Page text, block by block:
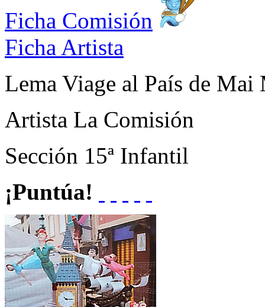
Ficha Comisión
Ficha Artista
Lema Viage al País de Mai
Artista La Comisión
Sección 15ª Infantil
¡Puntúa!